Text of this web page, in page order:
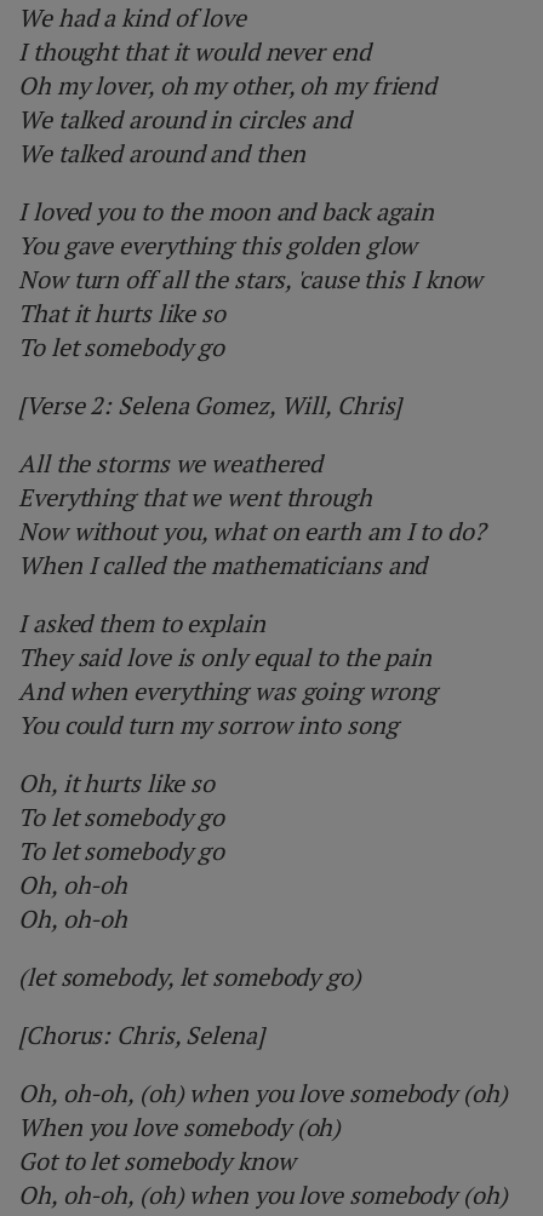
We had a kind of love
I thought that it would never end
Oh my lover, oh my other, oh my friend
We talked around in circles and
We talked around and then
I loved you to the moon and back again
You gave everything this golden glow
Now turn off all the stars, 'cause this I know
That it hurts like so
To let somebody go
[Verse 2: Selena Gomez, Will, Chris]
All the storms we weathered
Everything that we went through
Now without you, what on earth am I to do?
When I called the mathematicians and
I asked them to explain
They said love is only equal to the pain
And when everything was going wrong
You could turn my sorrow into song
Oh, it hurts like so
To let somebody go
To let somebody go
Oh, oh-oh
Oh, oh-oh
(let somebody, let somebody go)
[Chorus: Chris, Selena]
Oh, oh-oh, (oh) when you love somebody (oh)
When you love somebody (oh)
Got to let somebody know
Oh, oh-oh, (oh) when you love somebody (oh)